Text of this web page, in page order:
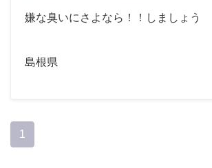
嫌な臭いにさよなら！！しましょう
島根県
1